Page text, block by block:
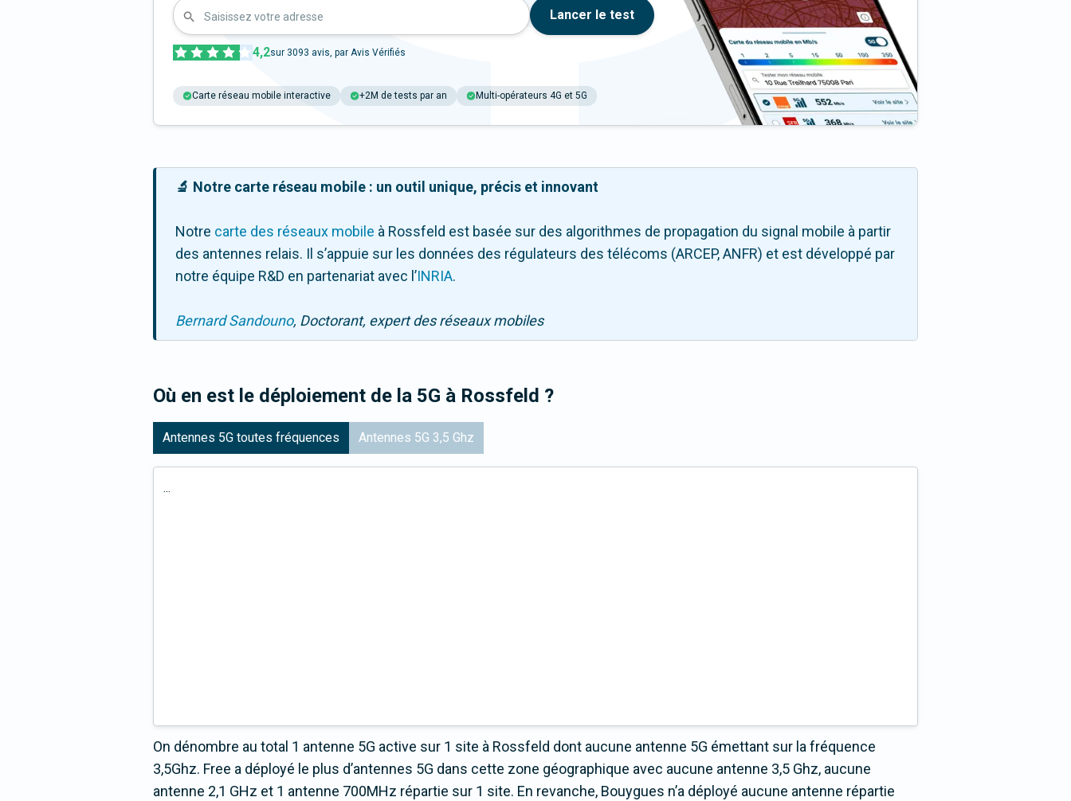
Saisissez votre adresse Lancer le test
4,2sur 3093 avis, par Avis Vérifiés
Carte réseau mobile interactive +2M de tests par an Multi-opérateurs 4G et 5G
🔬 Notre carte réseau mobile : un outil unique, précis et innovant
Notre carte des réseaux mobile à Rossfeld est basée sur des algorithmes de propagation du signal mobile à partir
des antennes relais. Il s’appuie sur les données des régulateurs des télécoms (ARCEP, ANFR) et est développé par
notre équipe R&D en partenariat avec l ’INRIA.
Bernard Sandouno, Doctorant, expert des réseaux mobiles
Où en est le déploiement de la 5G à Rossfeld ?
Antennes 5G toutes fréquences Antennes 5G 3,5 Ghz
...
On dénombre au total 1 antenne 5G active sur 1 site à Rossfeld dont aucune antenne 5G émettant sur la fréquence
3,5Ghz. Free a déployé le plus d’antennes 5G dans cette zone géographique avec aucune antenne 3,5 Ghz, aucune
antenne 2,1 GHz et 1 antenne 700MHz répartie sur 1 site. En revanche, Bouygues n’a déployé aucune antenne répartie